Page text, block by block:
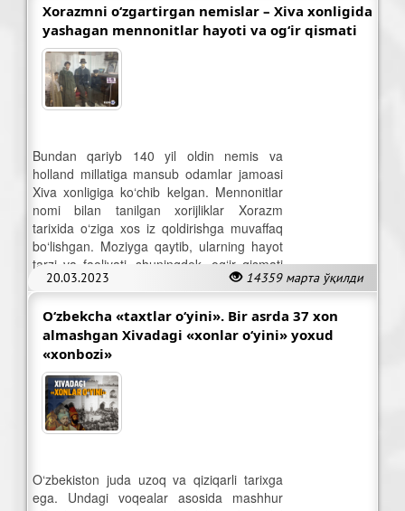
Xorazmni o‘zgartirgan nemislar – Xiva xonligida
yashagan mennonitlar hayoti va og‘ir qismati
20.03.2023 14359 марта ўқилди
Bundan qariyb 140 yil oldin nemis va
holland millatiga mansub odamlar jamoasi
Xiva xonligiga ko‘chib kelgan. Mennonitlar
nomi bilan tanilgan xorijliklar Xorazm
tarixida o‘ziga xos iz qoldirishga muvaffaq
bo‘lishgan. Moziyga qaytib, ularning hayot
tarzi va faoliyati, shuningdek, og‘ir qismati
haqidagi ma’lumotlarni jamladik.
O‘zbekcha «taxtlar o‘yini». Bir asrda 37 xon
almashgan Xivadagi «xonlar o‘yini» yoxud
«xonbozi»
O‘zbekiston juda uzoq va qiziqarli tarixga
ega. Undagi voqealar asosida mashhur